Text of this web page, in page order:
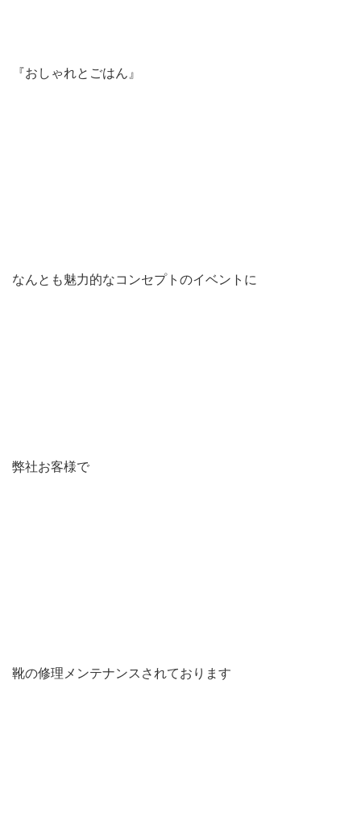
『おしゃれとごはん』
なんとも魅力的なコンセプトのイベントに
弊社お客様で
靴の修理メンテナンスされております